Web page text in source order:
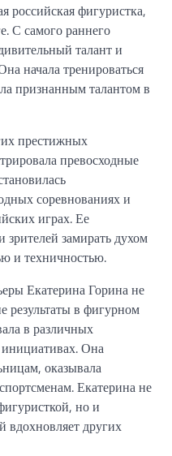
российская фигуристка,
С самого раннего
талант и
начала тренироваться
признанным талантом в
престижных
превосходные
соревнованиях и
играх. Ее
зрителей замирать духом
и техничностью.
Екатерина Горина не
результаты в фигурном
в различных
Она
оказывала
Екатерина не
но и
вдохновляет других